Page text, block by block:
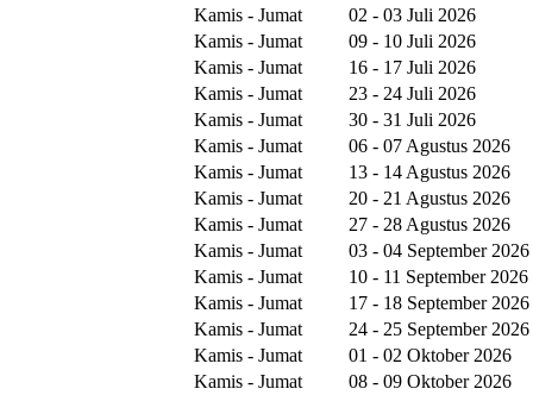
Kamis - Jumat
02 - 03 Juli 2026
Kamis - Jumat
09 - 10 Juli 2026
Kamis - Jumat
16 - 17 Juli 2026
Kamis - Jumat
23 - 24 Juli 2026
Kamis - Jumat
30 - 31 Juli 2026
Kamis - Jumat
06 - 07 Agustus 2026
Kamis - Jumat
13 - 14 Agustus 2026
Kamis - Jumat
20 - 21 Agustus 2026
Kamis - Jumat
27 - 28 Agustus 2026
Kamis - Jumat
03 - 04 September 2026
Kamis - Jumat
10 - 11 September 2026
Kamis - Jumat
17 - 18 September 2026
Kamis - Jumat
24 - 25 September 2026
Kamis - Jumat
01 - 02 Oktober 2026
Kamis - Jumat
08 - 09 Oktober 2026